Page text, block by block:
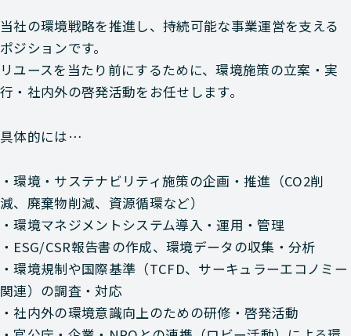
当社の環境戦略を推進し、持続可能な事業運営を支える
ポジションです。
リユースを当たり前にするために、環境施策の立案・実
行・社内外の啓発活動をお任せします。
具体的には…
・環境・サステナビリティ施策の企画・推進（CO2削
減、廃棄物削減、資源循環など）
・環境マネジメントシステム導入・運用・管理
・ESG/CSR報告書の作成、環境データの収集・分析
・環境規制や国際基準（TCFD、サーキュラーエコノミー
関連）の調査・対応
・社内外の環境意識向上のための研修・啓発活動